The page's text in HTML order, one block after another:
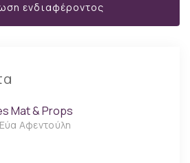
ενδιαφέροντος
Mat & Props
Αφεντούλη